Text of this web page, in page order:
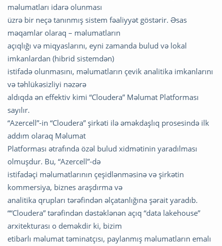
məlumatları idarə olunması
üzrə bir neçə tanınmış sistem fəaliyyət göstərir. Əsas
məqamlar olaraq – məlumatların
açıqlığı və miqyaslarını, eyni zamanda bulud və lokal
imkanlardan (hibrid sistemdən)
istifadə olunmasını, məlumatların çevik analitika imkanlarını
və təhlükəsizliyi nəzərə
aldıqda ən effektiv kimi “Cloudera” Məlumat Platforması
sayılır.
“Azercell”-in “Cloudera” şirkəti ilə əməkdaşlıq prosesində ilk
addım olaraq Məlumat
Platforması ətrafında özəl bulud xidmətinin yaradılması
olmuşdur. Bu, “Azercell”-də
istifadəçi məlumatlarının çeşidlənməsinə və şirkətin
kommersiya, biznes araşdırma və
analitika qrupları tərəfindən əlçatanlığına şərait yaradıb.
““Cloudera” tərəfindən dəstəklənən açıq “data lakehouse”
arxitekturası o deməkdir ki, bizim
etibarlı məlumat təminatçısı, paylanmış məlumatların emalı